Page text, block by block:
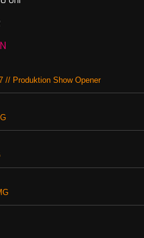
// Produktion Show Opener